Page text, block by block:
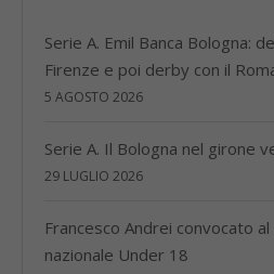
Serie A. Emil Banca Bologna:
Firenze e poi derby con il
5 AGOSTO 2026
Serie A. Il Bologna nel girone
29 LUGLIO 2026
Francesco Andrei convocato
nazionale Under 18